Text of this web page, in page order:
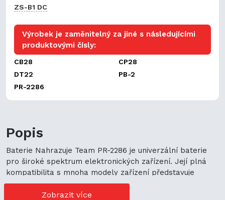
ZS-B1 DC
Výrobek je zaměnitelný za jiné s následujícími
produktovými čísly:
CB28
CP28
DT22
PB-2
PR-2286
Popis
Baterie Nahrazuje Team PR-2286 je univerzální baterie
pro široké spektrum elektronických zařízení. Její plná
kompatibilita s mnoha modely zařízení představuje
cenově výhodné možnosti nákupu. Její univerzální použití
navíc podporuje ekologickou udržitelnost a zaručuje
Zobrazit více